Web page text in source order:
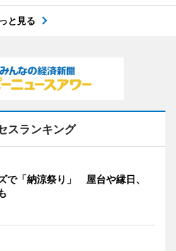
と見る
スランキング
で「納涼祭り」 屋台や縁日、